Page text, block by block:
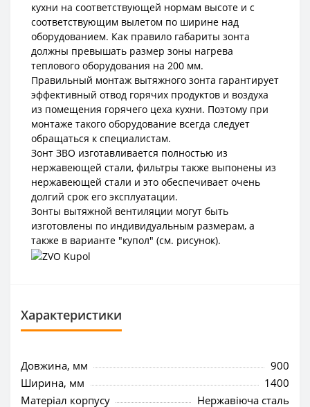
кухни на соответствующей нормам высоте и с
соответствующим вылетом по ширине над
оборудованием. Как правило габариты зонта
должны превышать размер зоны нагрева
теплового оборудования на 200 мм.
Правильный монтаж вытяжного зонта гарантирует
эффективный отвод горячих продуктов и воздуха
из помещения горячего цеха кухни. Поэтому при
монтаже такого оборудование всегда следует
обращаться к специалистам.
Зонт ЗВО изготавливается полностью из
нержавеющей стали, фильтры также выпонены из
нержавеющей стали и это обеспечивает очень
долгий срок его эксплуатации.
Зонты вытяжной вентиляции могут быть
изготовлены по индивидуальным размерам, а
также в варианте "купол" (см. рисунок).
Характеристики
Довжина, мм
900
Ширина, мм
1400
Матеріал корпусу
Нержавіюча сталь